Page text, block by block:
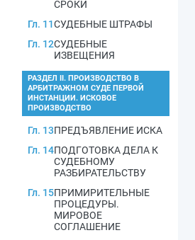
СРОКИ
Гл. 11СУДЕБНЫЕ ШТРАФЫ
Гл. 12СУДЕБНЫЕ
ИЗВЕЩЕНИЯ
РАЗДЕЛ II. ПРОИЗВОДСТВО В
АРБИТРАЖНОМ СУДЕ ПЕРВОЙ
ИНСТАНЦИИ. ИСКОВОЕ
ПРОИЗВОДСТВО
Гл. 13ПРЕДЪЯВЛЕНИЕ ИСКА
Гл. 14ПОДГОТОВКА ДЕЛА К
СУДЕБНОМУ
РАЗБИРАТЕЛЬСТВУ
Гл. 15ПРИМИРИТЕЛЬНЫЕ
ПРОЦЕДУРЫ.
МИРОВОЕ
СОГЛАШЕНИЕ